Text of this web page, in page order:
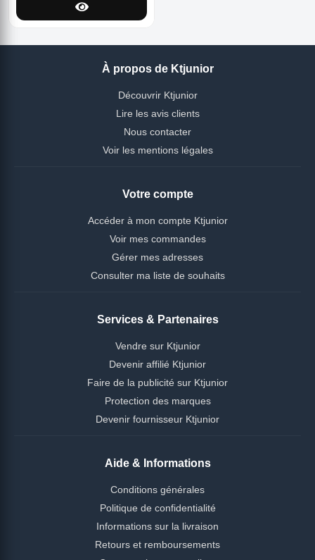
À propos de Ktjunior
Découvrir Ktjunior
Lire les avis clients
Nous contacter
Voir les mentions légales
Votre compte
Accéder à mon compte Ktjunior
Voir mes commandes
Gérer mes adresses
Consulter ma liste de souhaits
Services & Partenaires
Vendre sur Ktjunior
Devenir affilié Ktjunior
Faire de la publicité sur Ktjunior
Protection des marques
Devenir fournisseur Ktjunior
Aide & Informations
Conditions générales
Politique de confidentialité
Informations sur la livraison
Retours et remboursements